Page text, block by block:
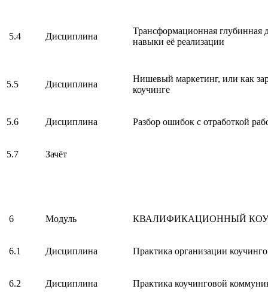
5.4 Дисциплина
Трансформационная глубинная
навыки её реализации
5.5 Дисциплина
Нишевый маркетинг, или как
коучинге
5.6 Дисциплина Разбор ошибок с отработкой
5.7 Зачёт
6 Модуль КВАЛИФИКАЦИОННЫЙ
6.1 Дисциплина Практика организации
6.2 Дисциплина Практика коучинговой